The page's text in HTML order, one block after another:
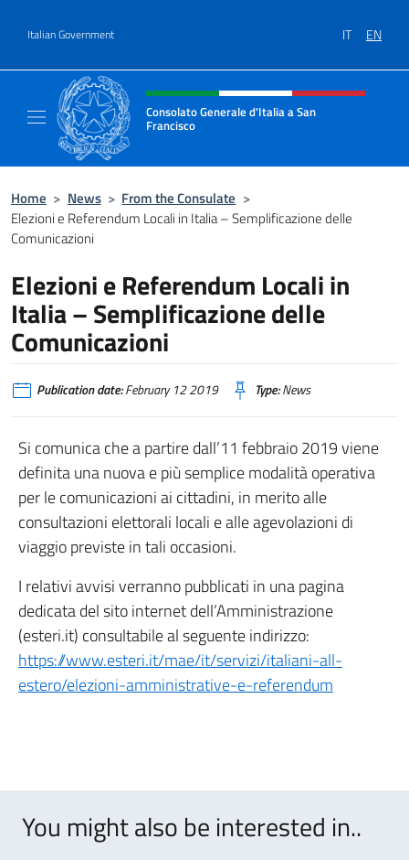
Italian Government IT EN
Header, social and menu of site
Consolato Generale d'Italia a San
Francisco
Home > News > From the Consulate >
Elezioni e Referendum Locali in Italia – Semplificazione delle
Comunicazioni
Elezioni e Referendum Locali in
Italia – Semplificazione delle
Comunicazioni
Publication date:February 12 2019 Type:News
Si comunica che a partire dall’11 febbraio 2019 viene
definita una nuova e più semplice modalità operativa
per le comunicazioni ai cittadini, in merito alle
consultazioni elettorali locali e alle agevolazioni di
viaggio previste in tali occasioni.
I relativi avvisi verranno pubblicati in una pagina
dedicata del sito internet dell’Amministrazione
(esteri.it) consultabile al seguente indirizzo:
https://www.esteri.it/mae/it/servizi/italiani-all-
estero/elezioni-amministrative-e-referendum
You might also be interested in..